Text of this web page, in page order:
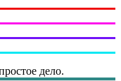
дело.